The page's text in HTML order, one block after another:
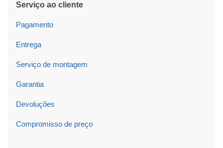
Serviço ao cliente
Pagamento
Entrega
Serviço de montagem
Garantia
Devoluções
Compromisso de preço